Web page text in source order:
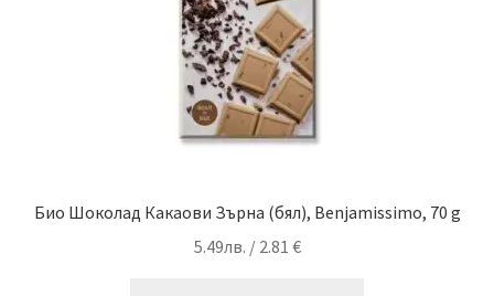
Био Шоколад Какаови Зърна (бял), Benjamissimo, 70 g
5.49лв. / 2.81 €